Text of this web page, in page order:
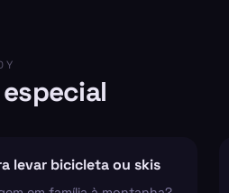
especial
levar bicicleta ou skis